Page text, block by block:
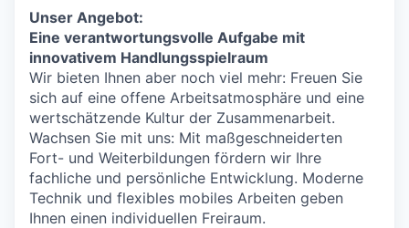
Unser Angebot:
Eine verantwortungsvolle Aufgabe mit
innovativem Handlungsspielraum
Wir bieten Ihnen aber noch viel mehr: Freuen Sie
sich auf eine offene Arbeitsatmosphäre und eine
wertschätzende Kultur der Zusammenarbeit.
Wachsen Sie mit uns: Mit maßgeschneiderten
Fort- und Weiterbildungen fördern wir Ihre
fachliche und persönliche Entwicklung. Moderne
Technik und flexibles mobiles Arbeiten geben
Ihnen einen individuellen Freiraum.